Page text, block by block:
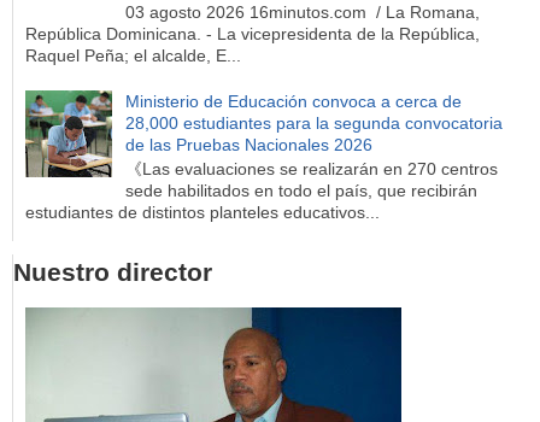
03 agosto 2026 16minutos.com / La Romana,
República Dominicana. - La vicepresidenta de la República,
Raquel Peña; el alcalde, E...
Ministerio de Educación convoca a cerca de
28,000 estudiantes para la segunda convocatoria
de las Pruebas Nacionales 2026
《Las evaluaciones se realizarán en 270 centros
sede habilitados en todo el país, que recibirán
estudiantes de distintos planteles educativos...
Nuestro director